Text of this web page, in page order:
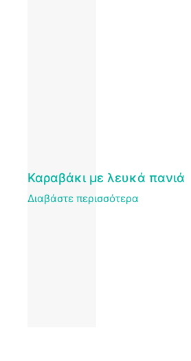
Καραβάκι με λευκά πανιά
Διαβάστε περισσότερα